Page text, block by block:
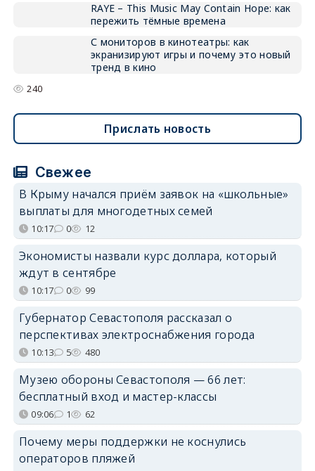
RAYE – This Music May Contain Hope: как
пережить тёмные времена
С мониторов в кинотеатры: как
экранизируют игры и почему это новый
тренд в кино
240
Прислать новость
Свежее
В Крыму начался приём заявок на «школьные»
выплаты для многодетных семей
10:17 0 12
Экономисты назвали курс доллара, который
ждут в сентябре
10:17 0 99
Губернатор Севастополя рассказал о
перспективах электроснабжения города
10:13 5 480
Музею обороны Севастополя — 66 лет:
бесплатный вход и мастер-классы
09:06 1 62
Почему меры поддержки не коснулись
операторов пляжей